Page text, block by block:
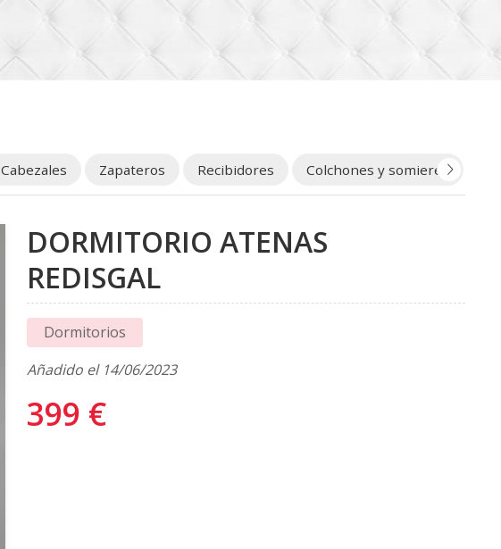
Cabezales Zapateros Recibidores Colchones y somieres
DORMITORIO ATENAS
REDISGAL
Dormitorios
Añadido el 14/06/2023
399 €